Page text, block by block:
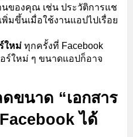
นของคุณ เช่น ประวัติการแช
มขึ้นเมื่อใช้งานแอปไปเรื่อย
ใหม่ ทุกครั้งที่ Facebook
ร์ใหม่ ๆ ขนาดแอปก็อาจ
ขนาด “เอกสาร
ได้